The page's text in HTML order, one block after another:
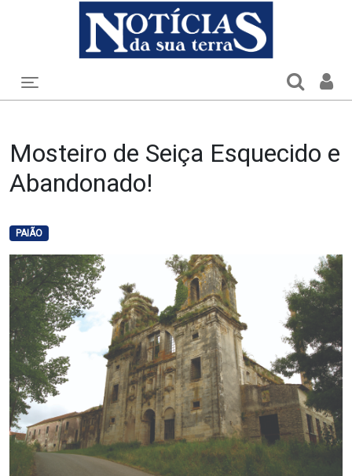
Toggle navigation
Mosteiro de Seiça Esquecido e
Abandonado!
PAIÃO